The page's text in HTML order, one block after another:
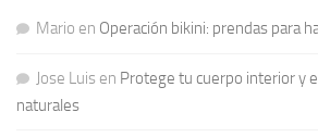
Mario en Operación bikini: prendas para
Jose Luis en Protege tu cuerpo interior y
naturales